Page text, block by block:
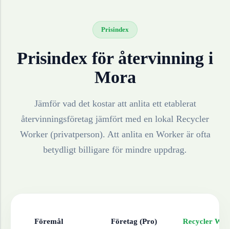
Prisindex
Prisindex för återvinning i
Mora
Jämför vad det kostar att anlita ett etablerat
återvinningsföretag jämfört med en lokal Recycler
Worker (privatperson). Att anlita en Worker är ofta
betydligt billigare för mindre uppdrag.
Föremål Företag (Pro) Recycler